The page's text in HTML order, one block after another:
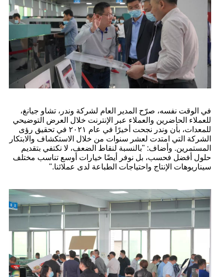
في الوقت نفسه، صرّح المدير العام لشركة وندر، تشاو جيانغ،
للعملاء الحاضرين والعملاء عبر الإنترنت خلال العرض التوضيحي
للمعدات، بأن وندر نجحت أخيرًا في عام ٢٠٢١ في تحقيق رؤى
الشركة التي امتدت لعشر سنوات من خلال الاستكشاف والابتكار
المستمرين. وأضاف: "بالنسبة لنقاط الضعف، لا نكتفي بتقديم
حلول أفضل فحسب، بل نوفر أيضًا خيارات أوسع تناسب مختلف
سيناريوهات الإنتاج واحتياجات الطباعة لدى عملائنا."